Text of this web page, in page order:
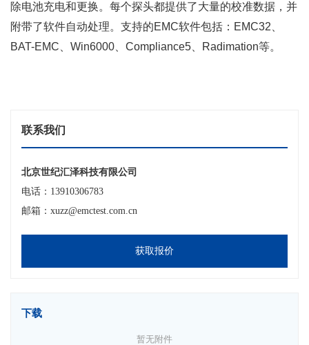
除电池充电和更换。每个探头都提供了大量的校准数据，并
附带了软件自动处理。支持的EMC软件包括：EMC32、
BAT-EMC、Win6000、Compliance5、Radimation等。
联系我们
北京世纪汇泽科技有限公司
电话：13910306783
邮箱：xuzz@emctest.com.cn
获取报价
下载
暂无附件